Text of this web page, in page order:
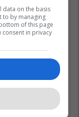
data on the basis
to by managing
of this page
in privacy